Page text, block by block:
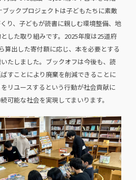
ックプロジェクトは子どもたちに素敵
り、子どもが読書に親しむ環境整備、地
した取り組みです。2025年度は25道府
算出した寄付額に応じ、本を必要とする
たしました。ブックオフは今後も、読
すことにより廃棄を削減できることに
リユースするという行動が社会貢献に
可能な社会を実現してまいります。